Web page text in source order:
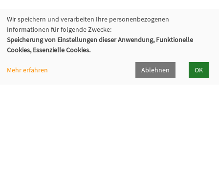
Wir speichern und verarbeiten Ihre personenbezogenen
Informationen für folgende Zwecke:
Speicherung von Einstellungen dieser Anwendung, Funktionelle
Cookies, Essenzielle Cookies.
Mehr erfahren Ablehnen OK